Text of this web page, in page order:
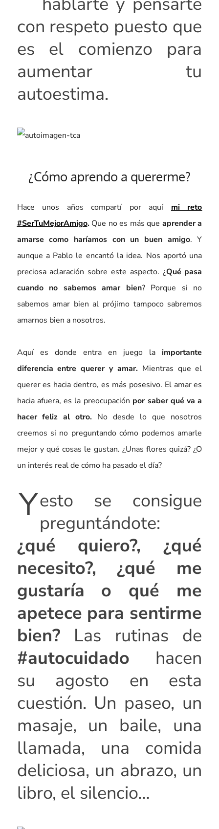
con respeto puesto que
es el comienzo para
aumentar tu
autoestima.
¿Cómo aprendo a quererme?
Hace unos años compartí por aquí mi reto
#SerTuMejorAmigo.Que no es más que aprender a
amarse como haríamos con un buen amigo. Y
aunque a Pablo le encantó la idea. Nos aportó una
preciosa aclaración sobre este aspecto. ¿Qué pasa
cuando no sabemos amar bien? Porque si no
sabemos amar bien al prójimo tampoco sabremos
amarnos bien a nosotros.
Aquí es donde entra en juego la importante
diferencia entre querer y amar.Mientras que el
querer es hacia dentro, es más posesivo. El amar es
hacia afuera, es la preocupación por saber qué va a
hacer feliz al otro. No desde lo que nosotros
creemos si no preguntando cómo podemos amarle
mejor y qué cosas le gustan. ¿Unas flores quizá? ¿O
un interés real de cómo ha pasado el día?
Yesto se consigue
preguntándote:
¿qué quiero?, ¿qué
necesito?, ¿qué me
gustaría o qué me
apetece para sentirme
bien? Las rutinas de
#autocuidado hacen
su agosto en esta
cuestión. Un paseo, un
masaje, un baile, una
llamada, una comida
deliciosa, un abrazo, un
libro, el silencio…